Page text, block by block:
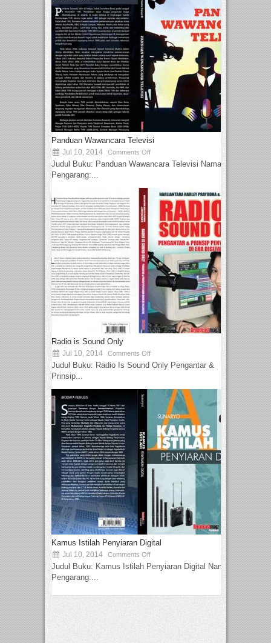
Panduan Wawancara Televisi
Jul 10, 2014 Comments Off
Judul Buku: Panduan Wawancara Televisi Nama
Pengarang:...
Radio is Sound Only
Jul 10, 2014 Comments Off
Judul Buku: Radio Is Sound Only Pengantar &
Prinsip...
Kamus Istilah Penyiaran Digital
Jul 10, 2014 Comments Off
Judul Buku: Kamus Istilah Penyiaran Digital Nama
Pengarang:...